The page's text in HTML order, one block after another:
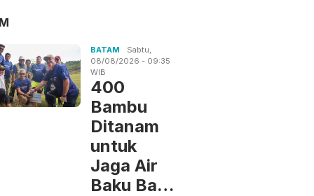
BATAM
Sabtu,
08/08/2026 - 09:35
WIB
400
Bambu
Ditanam
untuk
Jaga Air
Baku Ba…